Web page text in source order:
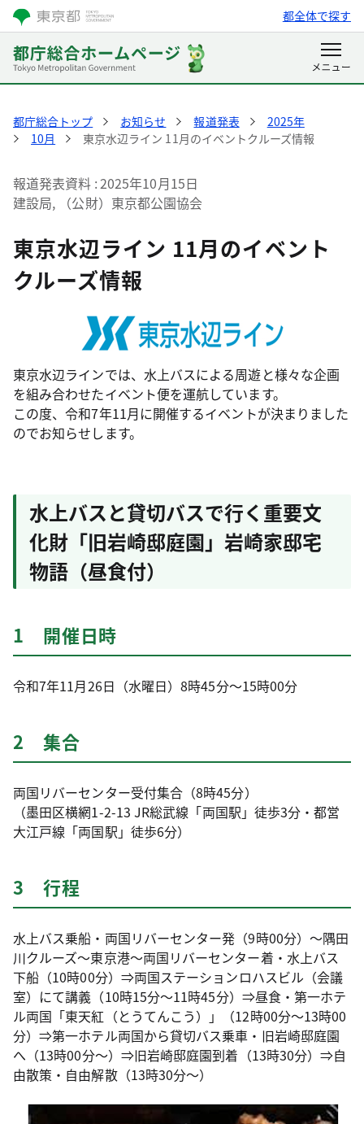
都全体で探す
都庁総合トップ お知らせ 報道発表
2025年
10月
東京水辺ライン 11月のイベントクルーズ情報
報道発表資料 2025年10月15日
建設局, （公財）東京都公園協会
東京水辺ライン 11月のイベント
クルーズ情報
東京水辺ラインでは、水上バスによる周遊と様々な企画
を組み合わせたイベント便を運航しています。
この度、令和7年11月に開催するイベントが決まりました
のでお知らせします。
水上バスと貸切バスで行く重要文
化財「旧岩崎邸庭園」岩崎家邸宅
物語（昼食付）
1 開催日時
令和7年11月26日（水曜日）8時45分～15時00分
2 集合
両国リバーセンター受付集合（8時45分）
（墨田区横網1-2-13 JR総武線「両国駅」徒歩3分・都営
大江戸線「両国駅」徒歩6分）
3 行程
水上バス乗船・両国リバーセンター発（9時00分）～隅田
川クルーズ～東京港～両国リバーセンター着・水上バス
下船（10時00分）⇒両国ステーションロハスビル（会議
室）にて講義（10時15分～11時45分）⇒昼食・第一ホテ
ル両国「東天紅（とうてんこう）」（12時00分～13時00
分）⇒第一ホテル両国から貸切バス乗車・旧岩崎邸庭園
へ（13時00分～）⇒旧岩崎邸庭園到着（13時30分）⇒自
由散策・自由解散（13時30分～）